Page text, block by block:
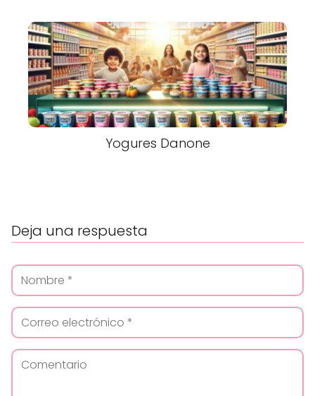
Yogures Danone
Deja una respuesta